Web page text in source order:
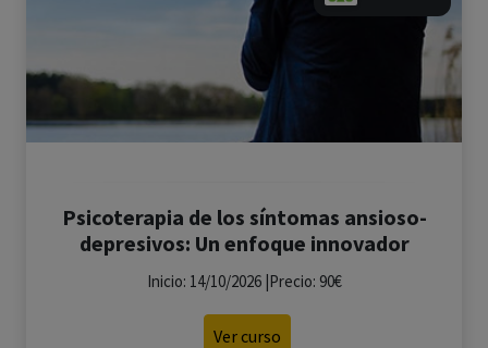
Psicoterapia de los síntomas ansioso-
depresivos: Un enfoque innovador
Inicio: 14/10/2026 |Precio: 90€
Ver curso